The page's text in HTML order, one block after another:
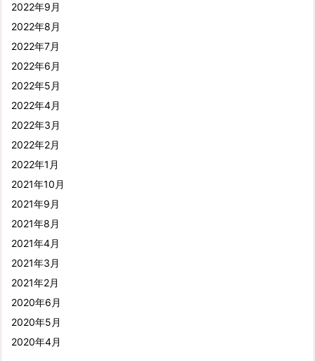
2022年9月
2022年8月
2022年7月
2022年6月
2022年5月
2022年4月
2022年3月
2022年2月
2022年1月
2021年10月
2021年9月
2021年8月
2021年4月
2021年3月
2021年2月
2020年6月
2020年5月
2020年4月